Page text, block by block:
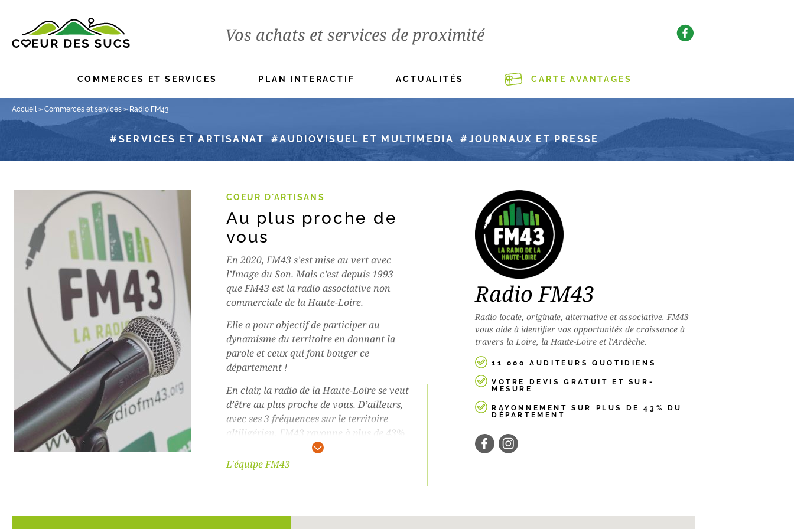
Vos achats et services de proximité
COMMERCES ET SERVICES PLAN INTERACTIF ACTUALITÉS CARTE AVANTAGES
Accueil» Commerces et services»Radio FM43
SERVICES ET ARTISANAT AUDIOVISUEL ET MULTIMEDIA JOURNAUX ET PRESSE
COEUR D'ARTISANS
Au plus proche de
vous
En 2020, FM43 s’est mise au vert avec
l’Image du Son. Mais c’est depuis 1993
que FM43 est la radio associative non
commerciale de la Haute-Loire.
Elle a pour objectif de participer au
dynamisme du territoire en donnant la
parole et ceux qui font bouger ce
département !
En clair, la radio de la Haute-Loire se veut
d’être au plus proche de vous. D’ailleurs,
avec ses 3 fréquences sur le territoire
altiligérien, FM43 rayonne à plus de 43%
du département. Avec le temps, FM43 se
fait une place sur l’ensemble de la Haute-
L'équipe FM43
Radio FM43
Radio locale, originale, alternative et associative. FM43
vous aide à identifier vos opportunités de croissance à
travers la Loire, la Haute-Loire et l’Ardèche.
11 000 AUDITEURS QUOTIDIENS
VOTRE DEVIS GRATUIT ET SUR-
MESURE
RAYONNEMENT SUR PLUS DE 43% DU
DÉPARTEMENT